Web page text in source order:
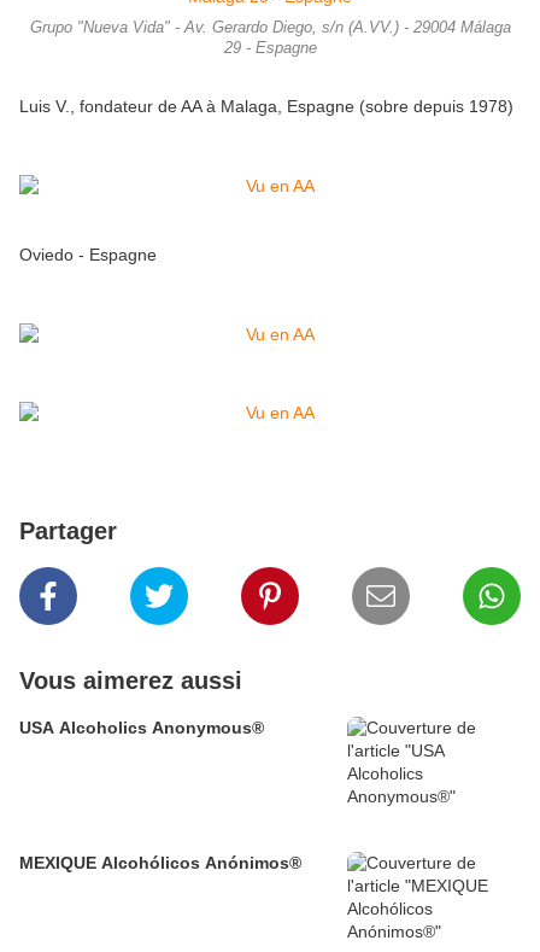
Grupo "Nueva Vida" - Av. Gerardo Diego, s/n (A.VV.) - 29004 Málaga
29 - Espagne
Luis V., fondateur de AA à Malaga, Espagne (sobre depuis 1978)
Oviedo - Espagne
Partager
Vous aimerez aussi
USA Alcoholics Anonymous®
MEXIQUE Alcohólicos Anónimos®